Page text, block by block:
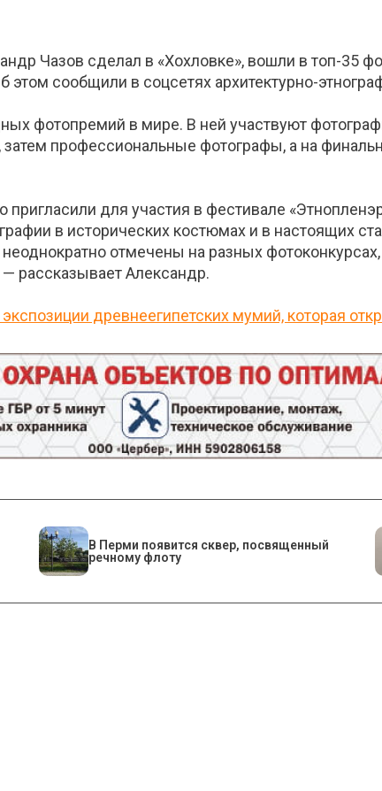
Чазов сделал в «Хохловке», вошли в топ-35
сообщили в соцсетях архитектурно-
фотопремий в мире. В ней участвуют
затем профессиональные фотографы, а на
для участия в фестивале
в исторических костюмах и в настоящих
отмечены на разных
рассказывает Александр.
древнеегипетских мумий, которая
В Перми появится сквер, посвященный
речному флоту